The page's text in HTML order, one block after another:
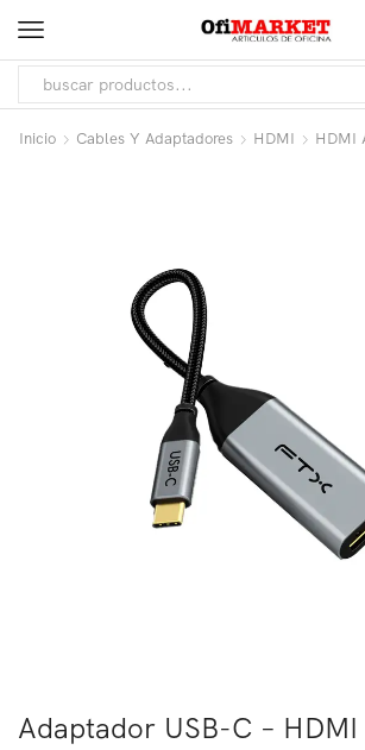
Inicio Cables Y Adaptadores HDMI HDMI
Adaptador USB-C –